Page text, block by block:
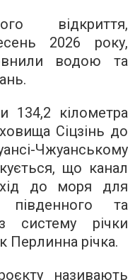
відкриття,
2026 року,
водою та
134,2 кілометра
Сіцзінь до
Чжуанському
що канал
до моря для
південного та
систему річки
Перлинна річка.
називають